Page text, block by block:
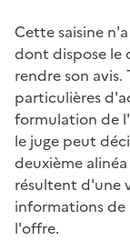
Cette saisine
dont dispose le
rendre son
particulières
formulation de
le juge peut
deuxième
résultent d'une
informations
l'offre.